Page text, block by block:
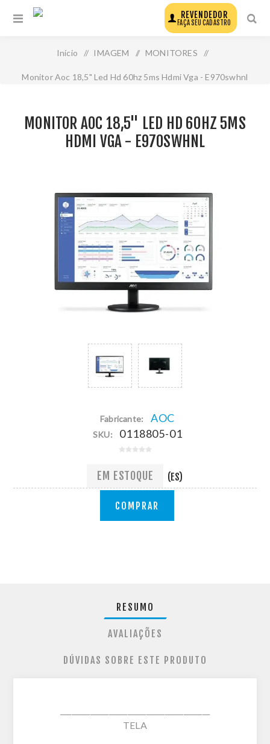
REVENDEDOR
FAÇA SEU CADASTRO
Início / IMAGEM / MONITORES /
Monitor Aoc 18,5" Led Hd 60hz 5ms Hdmi Vga - E970swhnl
MONITOR AOC 18,5" LED HD 60HZ 5MS
HDMI VGA - E970SWHNL
Fabricante: AOC
SKU: 0118805-01
EM ESTOQUE (ES)
COMPRAR
RESUMO
AVALIAÇÕES
DÚVIDAS SOBRE ESTE PRODUTO
TELA